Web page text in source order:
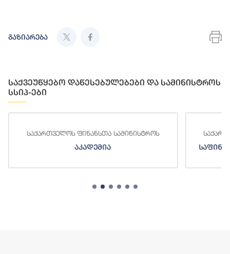
გაზიარება
საქვეუწყებო დაწესებულებები და სამინისტროს
სსიპ-ები
საქართველოს ფინანსთა სამინისტროს
აკადემია